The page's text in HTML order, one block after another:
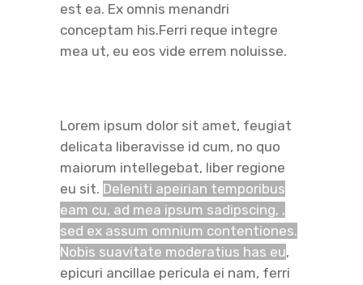
est ea. Ex omnis menandri
conceptam his.Ferri reque integre
mea ut, eu eos vide errem noluisse.
Lorem ipsum dolor sit amet, feugiat
delicata liberavisse id cum, no quo
maiorum intellegebat, liber regione
eu sit. Deleniti apeirian temporibus
eam cu, ad mea ipsum sadipscing, ,
sed ex assum omnium contentiones.
Nobis suavitate moderatius has eu,
epicuri ancillae pericula ei nam, ferri